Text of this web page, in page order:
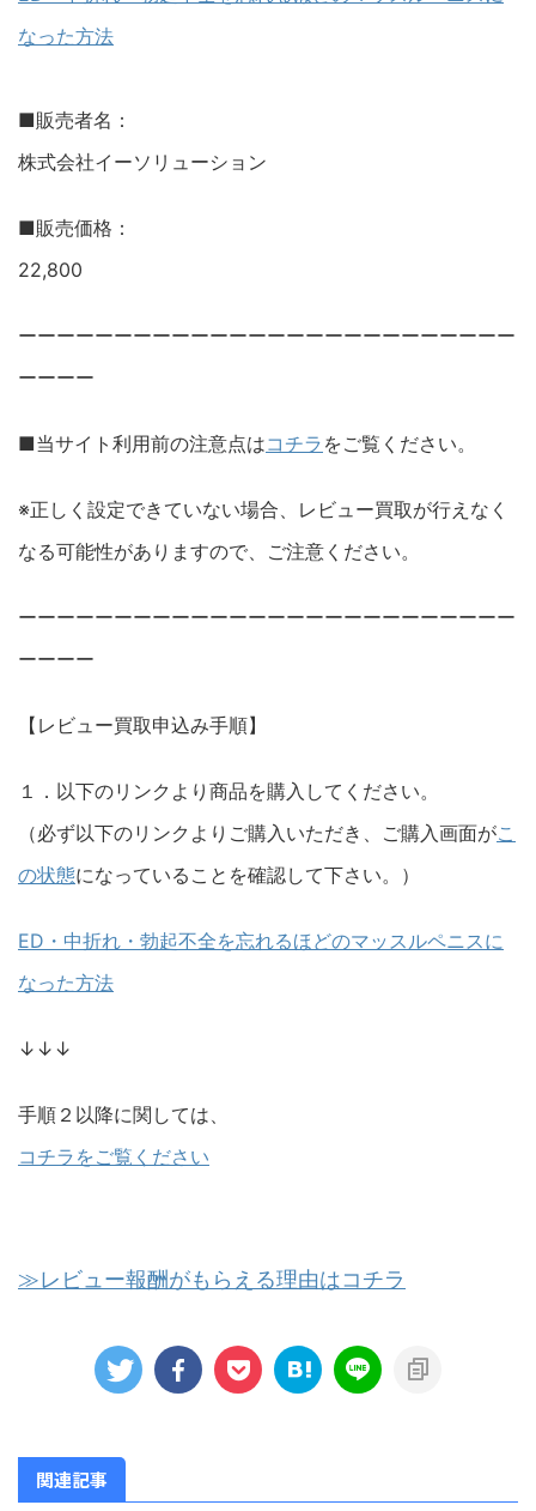
なった方法
■販売者名：
株式会社イーソリューション
■販売価格：
22,800
ーーーーーーーーーーーーーーーーーーーーーーーーーー
ーーーー
■当サイト利用前の注意点はコチラ をご覧ください。
※正しく設定できていない場合、レビュー買取が行えなく
なる可能性がありますので、ご注意ください。
ーーーーーーーーーーーーーーーーーーーーーーーーーー
ーーーー
【レビュー買取申込み手順】
１．以下のリンクより商品を購入してください。
（必ず以下のリンクよりご購入いただき、ご購入画面がこ
の状態になっていることを確認して下さい。）
ED・中折れ・勃起不全を忘れるほどのマッスルペニスに
なった方法
↓↓↓
手順２以降に関しては、
コチラをご覧ください
≫レビュー報酬がもらえる理由はコチラ
関連記事